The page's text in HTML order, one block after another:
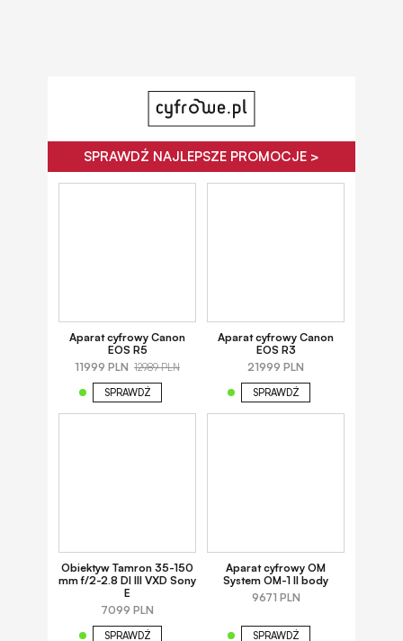
SPRAWDŹ NAJLEPSZE PROMOCJE >
Aparat cyfrowy Canon
EOS R5
11999 PLN 12989 PLN
SPRAWDŹ
Aparat cyfrowy Canon
EOS R3
21999 PLN
SPRAWDŹ
Obiektyw Tamron 35-150
mm f/2-2.8 DI III VXD Sony
E
7099 PLN
SPRAWDŹ
Aparat cyfrowy OM
System OM-1 II body
9671 PLN
SPRAWDŹ